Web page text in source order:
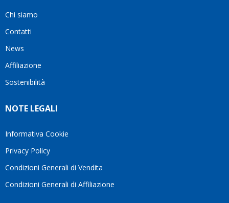
Chi siamo
Contatti
News
Affiliazione
Sostenibilità
NOTE LEGALI
Informativa Cookie
Privacy Policy
Condizioni Generali di Vendita
Condizioni Generali di Affiliazione